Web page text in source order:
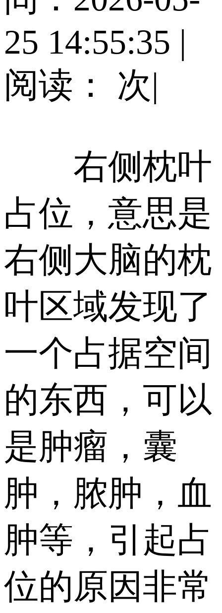
25 14:55:35 |
阅读： 次|
右侧枕叶
占位，意思是
右侧大脑的枕
叶区域发现了
一个占据空间
的东西，可以
是肿瘤，囊
肿，脓肿，血
肿等，引起占
位的原因非常